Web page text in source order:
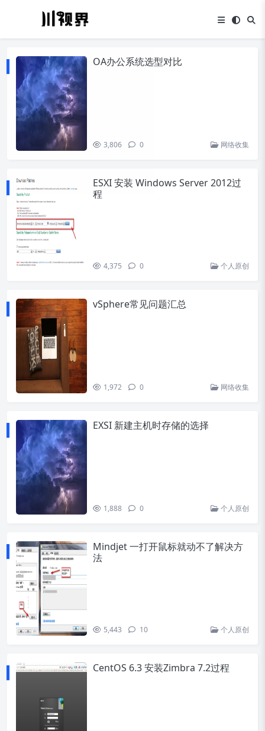
OA办公系统选型对比
3,806 0 网络收集
ESXI 安装 Windows Server 2012过
程
4,375 0 个人原创
vSphere常见问题汇总
1,972 0 网络收集
EXSI 新建主机时存储的选择
1,888 0 个人原创
Mindjet 一打开鼠标就动不了解决方
法
5,443 10 个人原创
CentOS 6.3 安装Zimbra 7.2过程